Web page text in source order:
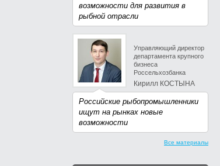
возможности для развития в
рыбной отрасли
Управляющий директор
департамента крупного
бизнеса
Россельхозбанка
Кирилл КОСТЫНА
Российские рыбопромышленники
ищут на рынках новые
возможности
Все материалы